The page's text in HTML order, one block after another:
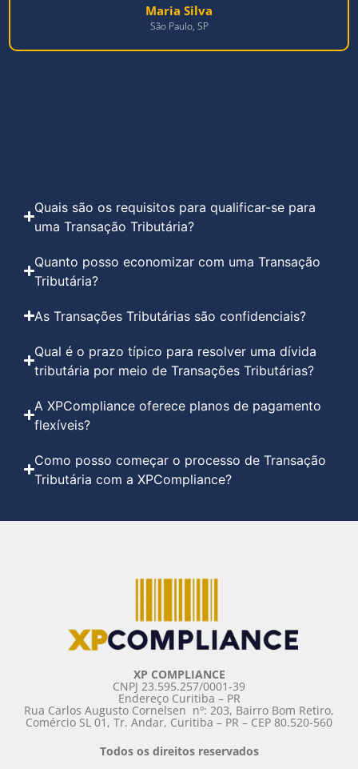
Maria Silva
São Paulo, SP
Quais são os requisitos para qualificar-se para
uma Transação Tributária?
Quanto posso economizar com uma Transação
Tributária?
As Transações Tributárias são confidenciais?
Qual é o prazo típico para resolver uma dívida
tributária por meio de Transações Tributárias?
A XPCompliance oferece planos de pagamento
flexíveis?
Como posso começar o processo de Transação
Tributária com a XPCompliance?
XP COMPLIANCE
CNPJ 23.595.257/0001-39
Endereço Curitiba – PR
Rua Carlos Augusto Cornelsen ­ nº: 203, Bairro Bom Retiro,
Comércio SL 01, Tr. Andar, Curitiba – PR – CEP 80.520-560
Todos os direitos reservados